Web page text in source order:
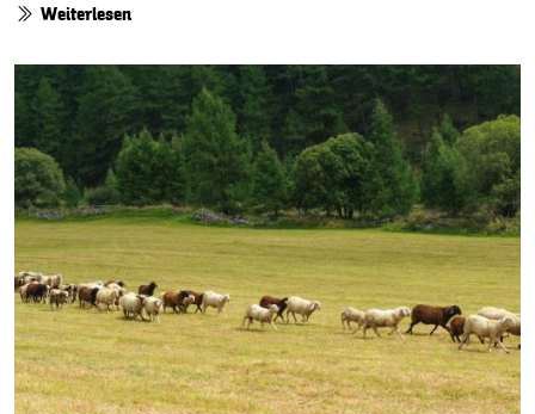
Weiterlesen